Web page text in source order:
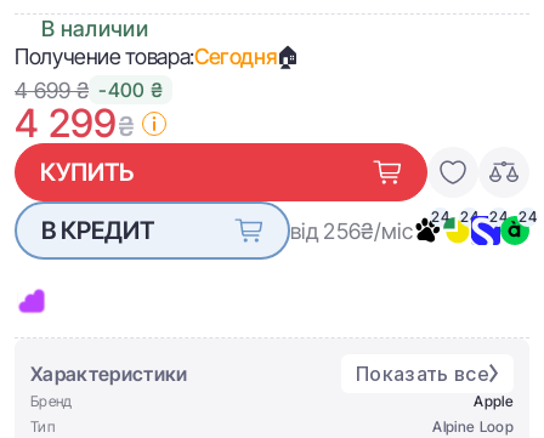
В наличии
Получение товара:Сегодня🏠
4 699 ₴ -400 ₴
4 299₴
КУПИТЬ
В КРЕДИТ
від 256₴/міс
24 24 24 24
Характеристики Показать все
Бренд
Apple
Тип
Alpine Loop